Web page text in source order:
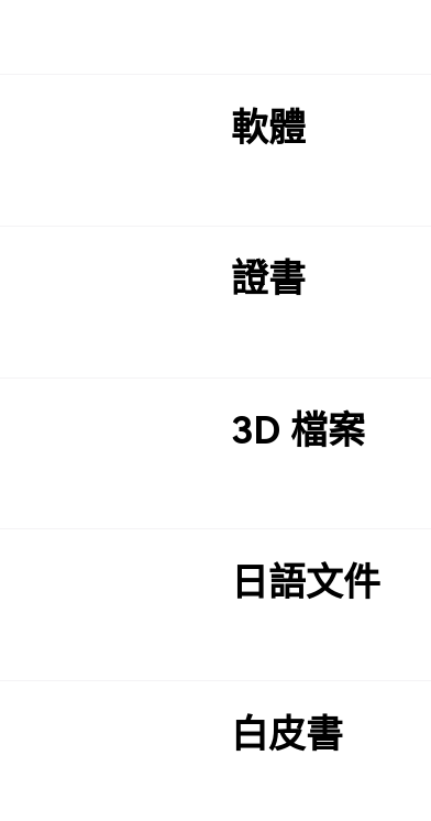
軟體
證書
3D 檔案
日語文件
白皮書